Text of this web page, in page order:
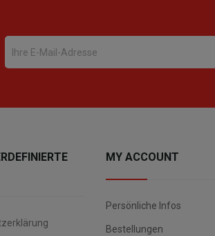
MY ACCOUNT
Persönliche Infos
Bestellungen